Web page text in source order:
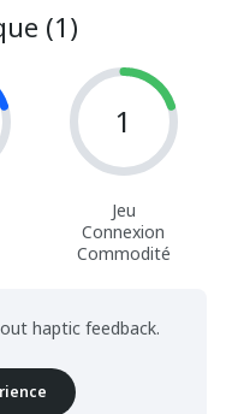
(1)
1
Jeu
Connexion
Commodité
haptic feedback.